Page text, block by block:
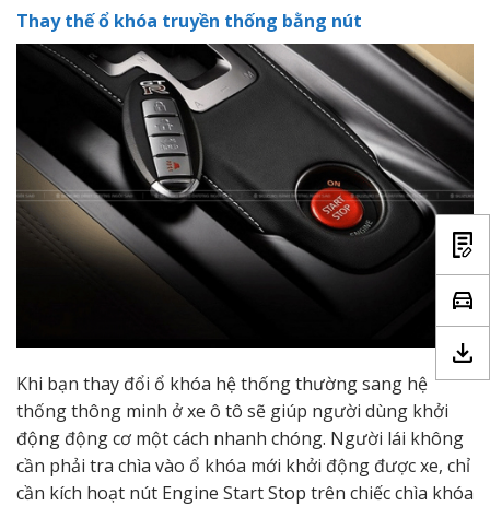
Thay thế ổ khóa truyền thống bằng nút
Khi bạn thay đổi ổ khóa hệ thống thường sang hệ
thống thông minh ở xe ô tô sẽ giúp người dùng khởi
động động cơ một cách nhanh chóng. Người lái không
cần phải tra chìa vào ổ khóa mới khởi động được xe, chỉ
cần kích hoạt nút Engine Start Stop trên chiếc chìa khóa